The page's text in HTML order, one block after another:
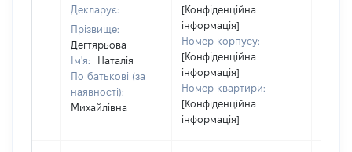
Декларує:
Прізвище:
Дегтярьова
Ім'я:
Наталія
По батькові (за
наявності):
Михайлівна
[Конфіденційна
інформація]
Номер корпусу:
[Конфіденційна
інформація]
Номер квартири:
[Конфіденційна
інформація]